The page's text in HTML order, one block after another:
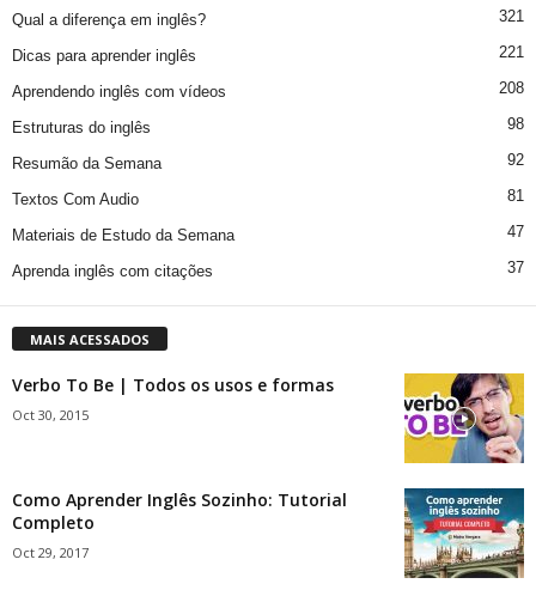
Qual a diferença em inglês? 321
Dicas para aprender inglês 221
Aprendendo inglês com vídeos 208
Estruturas do inglês 98
Resumão da Semana 92
Textos Com Audio 81
Materiais de Estudo da Semana 47
Aprenda inglês com citações 37
MAIS ACESSADOS
Verbo To Be | Todos os usos e formas
Oct 30, 2015
Como Aprender Inglês Sozinho: Tutorial
Completo
Oct 29, 2017